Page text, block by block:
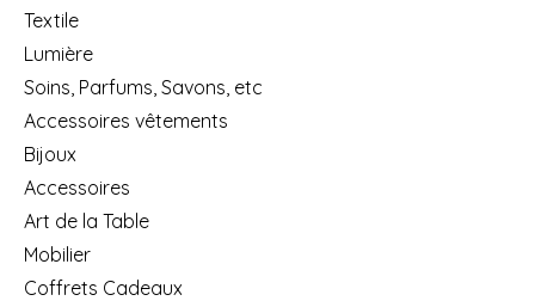
Textile
Lumière
Soins, Parfums, Savons, etc
Accessoires vêtements
Bijoux
Accessoires
Art de la Table
Mobilier
Coffrets Cadeaux